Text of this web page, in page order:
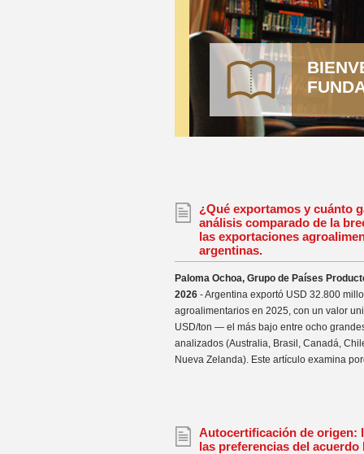
¿Qué exportamos y cuánto
análisis comparado de la
las exportaciones
argentinas.
Paloma Ochoa, Grupo de Países
2026 - Argentina exportó USD 32.800
agroalimentarios en 2025, con un valor
USD/ton — el más bajo entre ocho
analizados (Australia, Brasil, Canadá,
Nueva Zelanda). Este artículo examina
Autocertificación de origen:
las preferencias del acuerdo